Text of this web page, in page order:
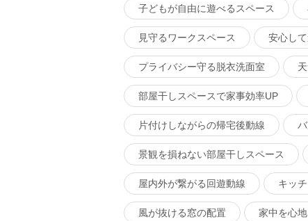
子どもが自由に遊べるスペース
見守るワークスペース 安心し
プライバシー守る脱衣洗面室
部屋干しスペースで家事効率UP
片付けしながらの帰宅後動線
景観を損ねない部屋干しスペース
屋内外が繋がる回遊動線 キッ
風が抜ける窓の配置 家中を心